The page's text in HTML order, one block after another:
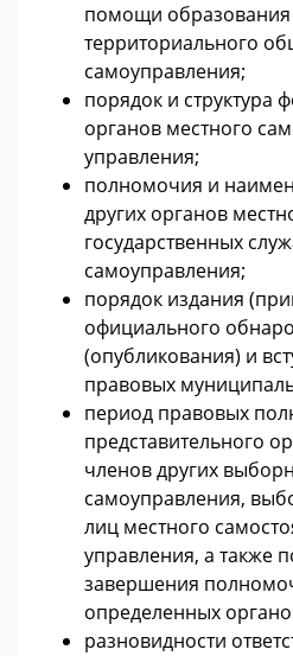
помощи образования
территориального
самоуправления;
порядок и структура
органов местного
управления;
полномочия и
других органов
государственных
самоуправления;
порядок издания
официального
(опубликования) и
правовых
период правовых
представительного
членов других
самоуправления,
лиц местного
управления, а также
завершения
определенных
разновидности